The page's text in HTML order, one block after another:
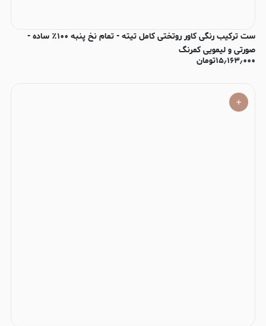
ست ترکیب رنگی کاور روتختی کامل تیته - تمام نخ پنبه ۱۰۰٪ ساده -
صورتی و لیمویی کمرنگ
۱۵٫۱۶۳٫۰۰۰تومان